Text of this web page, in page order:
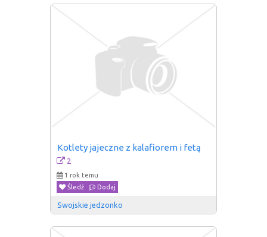
Kotlety jajeczne z kalafiorem i fetą
2
1 rok temu
Śledź
Dodaj
Swojskie jedzonko